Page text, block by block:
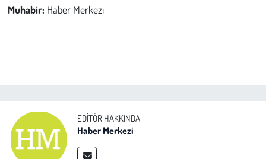
Muhabir: Haber Merkezi
EDITÖR HAKKINDA
Haber Merkezi